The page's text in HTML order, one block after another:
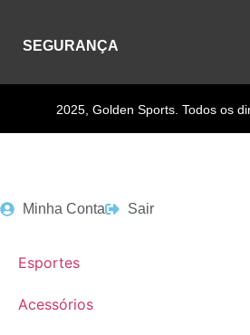
SEGURANÇA
2025, Golden Sports. Todos os
Minha Conta Sair
Esportes
Acessórios